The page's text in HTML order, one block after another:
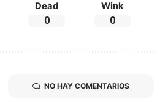
Dead
0
Wink
0
NO HAY COMENTARIOS